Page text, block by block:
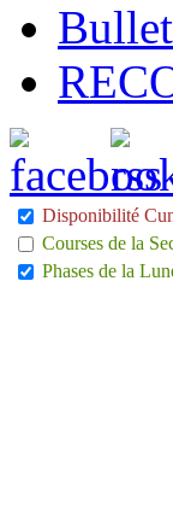
Disponibilité
Courses de la
Phases de la